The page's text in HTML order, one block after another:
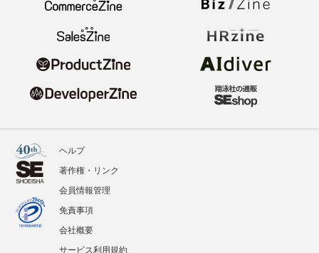
ヘルプ
著作権・リンク
会員情報管理
免責事項
会社概要
サービス利用規約